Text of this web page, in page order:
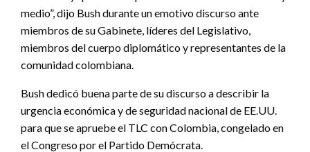
medio”, dijo Bush durante un emotivo discurso ante
miembros de su Gabinete, líderes del Legislativo,
miembros del cuerpo diplomático y representantes de la
comunidad colombiana.
Bush dedicó buena parte de su discurso a describir la
urgencia económica y de seguridad nacional de EE.UU.
para que se apruebe el TLC con Colombia, congelado en
el Congreso por el Partido Demócrata.